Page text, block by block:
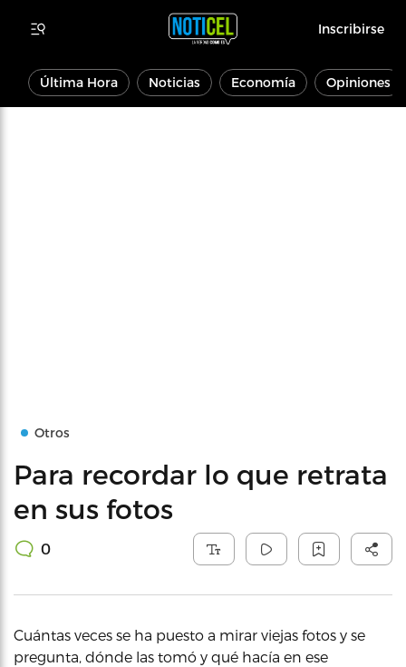
Inscribirse
Última Hora Noticias Economía Opiniones
Otros
Para recordar lo que retrata
en sus fotos
0
Cuántas veces se ha puesto a mirar viejas fotos y se
pregunta, dónde las tomó y qué hacía en ese